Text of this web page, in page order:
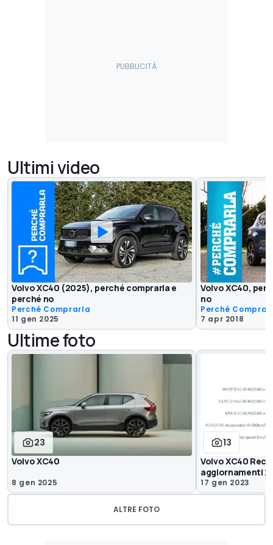
Ultimi video
Volvo XC40 (2025), perché comprarla e
perché no
Perché Comprarla
11 gen 2025
Volvo XC40,
no
Perché
7 apr 2018
Ultime foto
23
Volvo XC40
8 gen 2025
13
Volvo XC40
aggiornamenti
17 gen 2023
ALTRE FOTO